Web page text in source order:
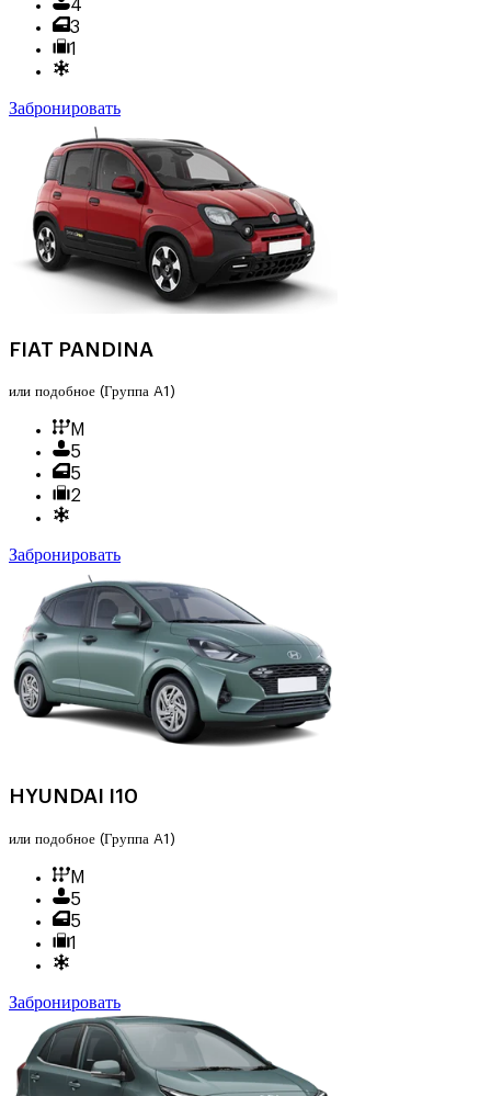
4
3
1
Забронировать
FIAT PANDINA
или подобное (Группа A1)
M
5
5
2
Забронировать
HYUNDAI I10
или подобное (Группа A1)
M
5
5
1
Забронировать